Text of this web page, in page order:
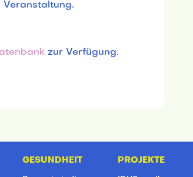
Veranstaltung.
zur Verfügung.
GESUNDHEIT PROJEKTE